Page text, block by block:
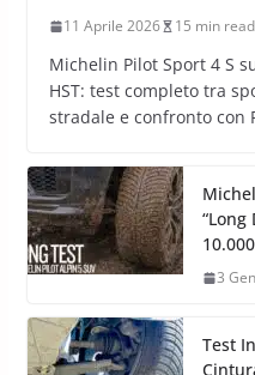
11 Aprile 2026 15 min read
Michelin Pilot Sport 4 S
HST: test completo tra
stradale e confronto con
3
Test